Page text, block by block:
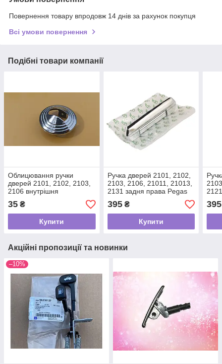
Повернення товару впродовж 14 днів за рахунок покупця
Всі умови повернення
Подібні товари компанії
Облицювання ручки
дверей 2101, 2102, 2103,
2106 внутрішня
35 ₴
Купити
Ручка дверей 2101, 2102,
2103, 2106, 21011, 21013,
2131 задня права Pegas
395₴
Купити
395
Акційні пропозиції та новинки
–10%